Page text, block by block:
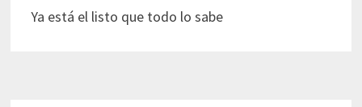
Ya está el listo que todo lo sabe